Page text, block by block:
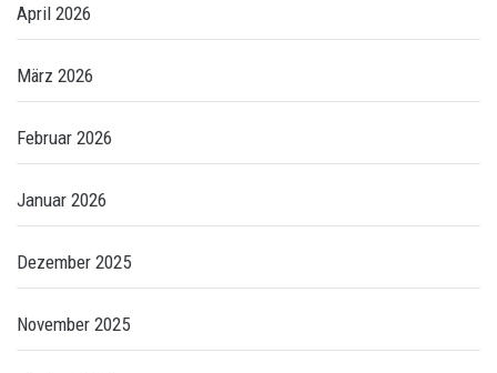
April 2026
März 2026
Februar 2026
Januar 2026
Dezember 2025
November 2025